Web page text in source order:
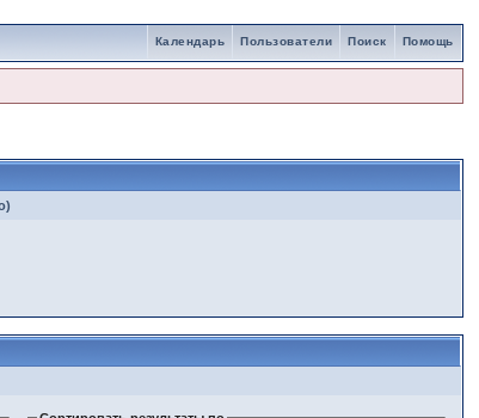
Помощь
Поиск
Пользователи
Календарь